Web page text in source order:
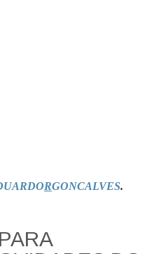
RGONCALVES.